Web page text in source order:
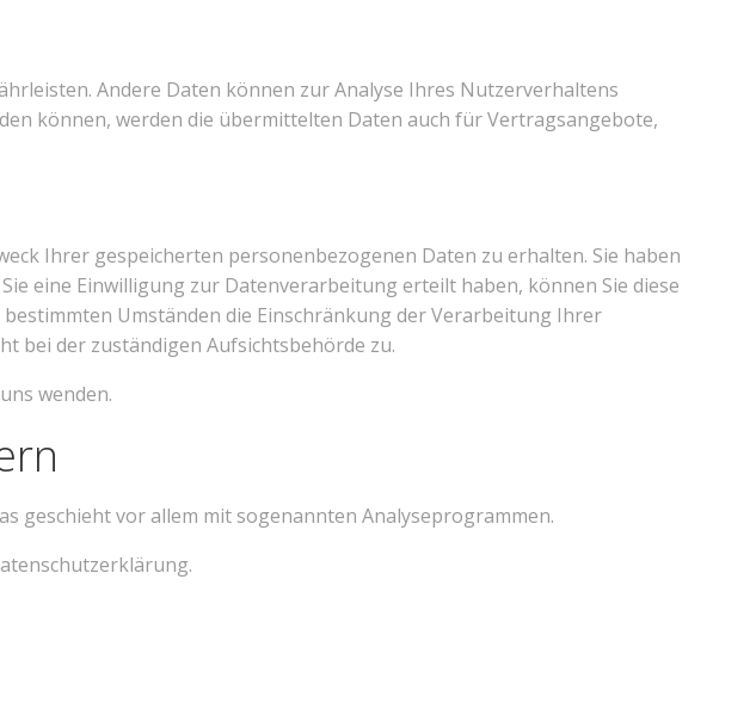
Andere Daten können zur Analyse Ihres Nutzerverhaltens
können, werden die übermittelten Daten auch für Vertragsangebote,
Ihrer gespeicherten personenbezogenen Daten zu erhalten. Sie haben
eine Einwilligung zur Datenverarbeitung erteilt haben, können Sie diese
Umständen die Einschränkung der Verarbeitung Ihrer
bei der zuständigen Aufsichtsbehörde zu.
wenden.
geschieht vor allem mit sogenannten Analyseprogrammen.